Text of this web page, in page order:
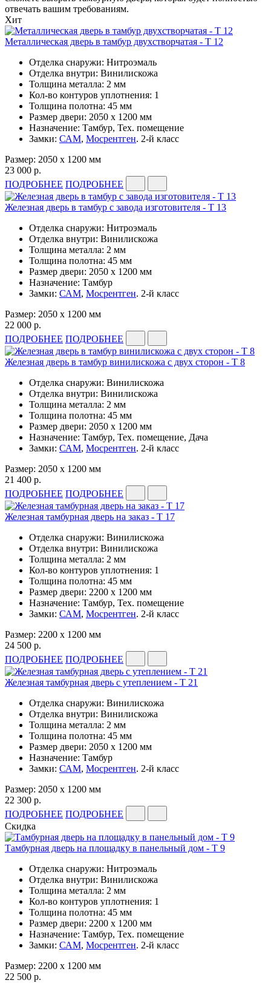
отвечать вашим требованиям.
Хит
Металлическая дверь в тамбур двухстворчатая - Т 12
Отделка снаружи: Нитроэмаль
Отделка внутри: Винилискожа
Толщина металла: 2 мм
Кол-во контуров уплотнения: 1
Толщина полотна: 45 мм
Размер двери: 2050 x 1200 мм
Назначение: Тамбур, Тех. помещение
Замки: САМ, Мосрентген. 2-й класс
Размер: 2050 x 1200 мм
23 000 р.
ПОДРОБНЕЕ ПОДРОБНЕЕ
Железная дверь в тамбур с завода изготовителя - Т 13
Отделка снаружи: Нитроэмаль
Отделка внутри: Винилискожа
Толщина металла: 2 мм
Толщина полотна: 45 мм
Размер двери: 2050 x 1200 мм
Назначение: Тамбур
Замки: САМ, Мосрентген. 2-й класс
Размер: 2050 x 1200 мм
22 000 р.
ПОДРОБНЕЕ ПОДРОБНЕЕ
Железная дверь в тамбур винилискожа с двух сторон - Т 8
Отделка снаружи: Винилискожа
Отделка внутри: Винилискожа
Толщина металла: 2 мм
Толщина полотна: 45 мм
Размер двери: 2050 x 1200 мм
Назначение: Тамбур, Тех. помещение, Дача
Замки: САМ, Мосрентген. 2-й класс
Размер: 2050 x 1200 мм
21 400 р.
ПОДРОБНЕЕ ПОДРОБНЕЕ
Железная тамбурная дверь на заказ - Т 17
Отделка снаружи: Винилискожа
Отделка внутри: Винилискожа
Толщина металла: 2 мм
Кол-во контуров уплотнения: 1
Толщина полотна: 45 мм
Размер двери: 2200 x 1200 мм
Назначение: Тамбур, Тех. помещение
Замки: САМ, Мосрентген. 2-й класс
Размер: 2200 x 1200 мм
24 500 р.
ПОДРОБНЕЕ ПОДРОБНЕЕ
Железная тамбурная дверь с утеплением - Т 21
Отделка снаружи: Винилискожа
Отделка внутри: Винилискожа
Толщина металла: 2 мм
Толщина полотна: 45 мм
Размер двери: 2050 x 1200 мм
Назначение: Тамбур
Замки: САМ, Мосрентген. 2-й класс
Размер: 2050 x 1200 мм
22 300 р.
ПОДРОБНЕЕ ПОДРОБНЕЕ
Скидка
Тамбурная дверь на площадку в панельный дом - Т 9
Отделка снаружи: Нитроэмаль
Отделка внутри: Винилискожа
Толщина металла: 2 мм
Кол-во контуров уплотнения: 1
Толщина полотна: 45 мм
Размер двери: 2200 x 1200 мм
Назначение: Тамбур, Тех. помещение
Замки: САМ, Мосрентген. 2-й класс
Размер: 2200 x 1200 мм
22 500 р.